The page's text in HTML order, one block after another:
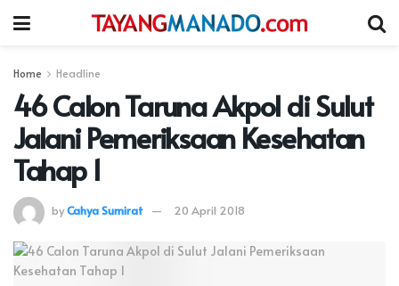
Home Headline
46 Calon Taruna Akpol di Sulut
Jalani Pemeriksaan Kesehatan
Tahap 1
byCahya Sumirat 20 April 2018